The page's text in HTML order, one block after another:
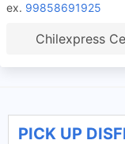
ex. 99858691925
Chilexpress
PICK UP